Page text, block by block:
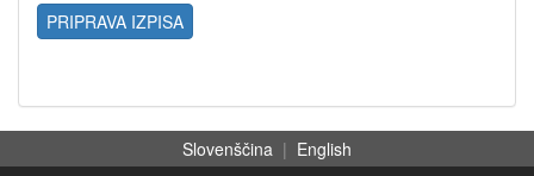
PRIPRAVA IZPISA
Slovenščina | English